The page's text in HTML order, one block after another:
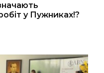
у Пужниках!?